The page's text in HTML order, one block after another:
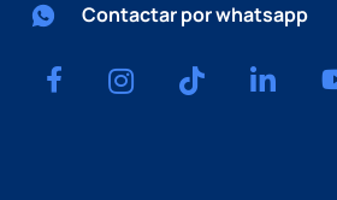
Contactar por whatsapp